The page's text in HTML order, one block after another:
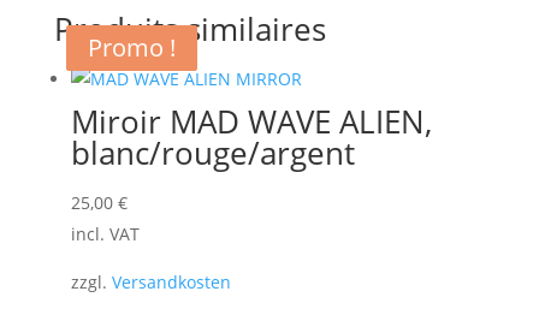
azur
Produits similaires
Miroir MAD WAVE ALIEN,
blanc/rouge/argent
25,00 €
incl. VAT
zzgl. Versandkosten
Promo !
Promo !